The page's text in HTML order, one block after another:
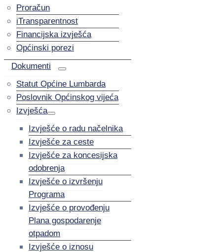
Proračun
iTransparentnost
Financijska izvješća
Općinski porezi
Dokumenti
Statut Općine Lumbarda
Poslovnik Općinskog vijeća
Izvješća
Izvješće o radu načelnika
Izvješće za ceste
Izvješće za koncesijska
odobrenja
Izvješće o izvršenju
Programa
Izvješće o provođenju
Plana gospodarenje
otpadom
Izvješće o iznosu